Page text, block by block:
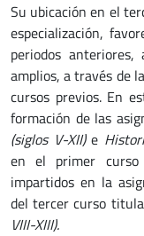
Su ubicación en el
especialización,
periodos anteriores,
amplios, a través de
cursos previos. En
formación de las
(siglos V-XII)e
en el primer curso
impartidos en la
del tercer curso
VIII-XIII).